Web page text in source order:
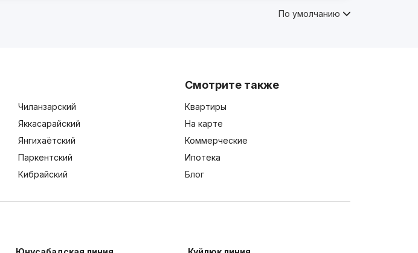
По умолчанию
Чиланзарский
Яккасарайский
Янгихаётский
Паркентский
Кибрайский
Смотрите также
Квартиры
На карте
Коммерческие
Ипотека
Блог